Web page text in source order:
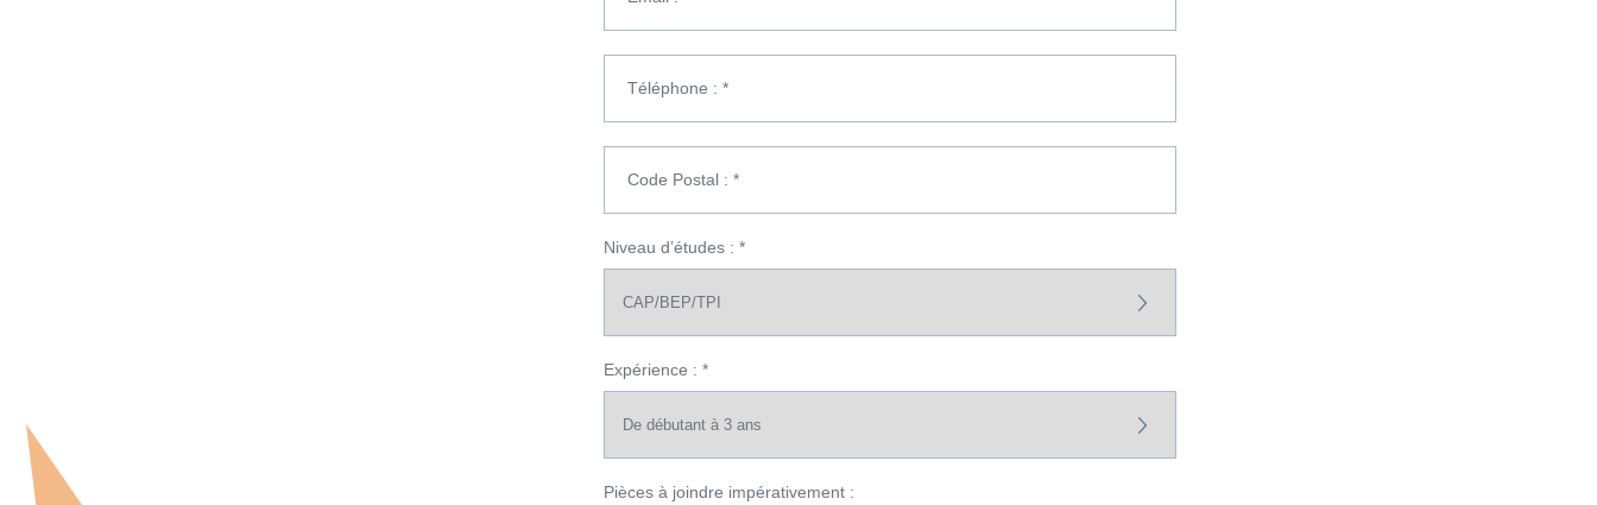
Téléphone : *
Code Postal : *
Niveau d’études : *
Expérience : *
Pièces à joindre impérativement :